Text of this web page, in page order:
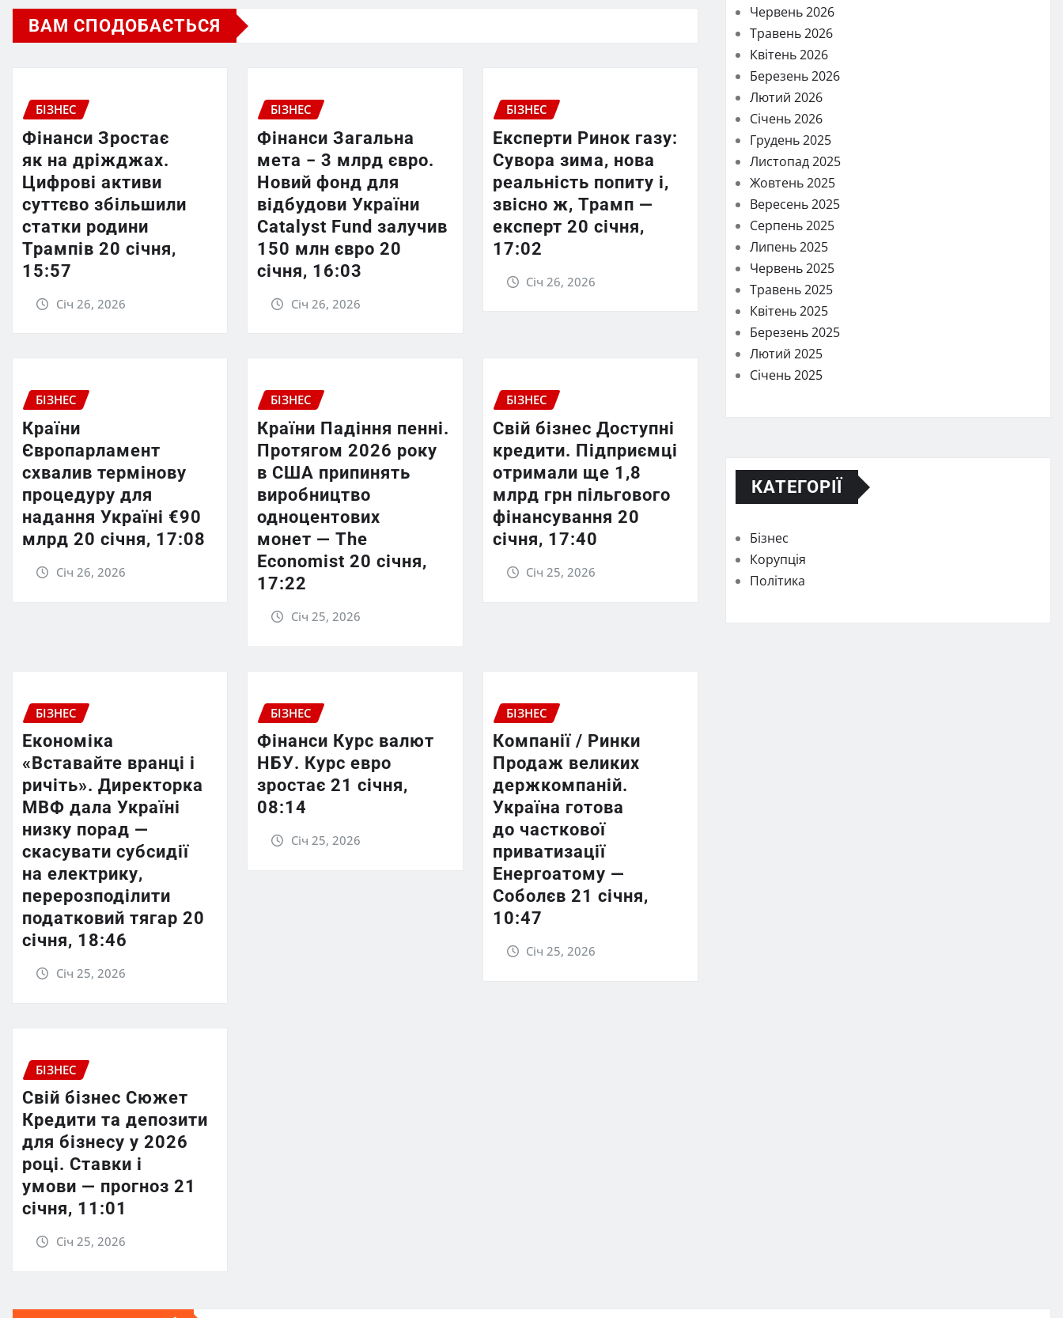
ВАМ СПОДОБАЄТЬСЯ
БІЗНЕС
Фінанси Зростає
як на дріжджах.
Цифрові активи
суттєво збільшили
статки родини
Трампів 20 січня,
15:57
Січ 26, 2026
БІЗНЕС
Фінанси Загальна
мета − 3 млрд євро.
Новий фонд для
відбудови України
Catalyst Fund залучив
150 млн євро 20
січня, 16:03
Січ 26, 2026
БІЗНЕС
Експерти Ринок газу:
Сувора зима, нова
реальність попиту і,
звісно ж, Трамп —
експерт 20 січня,
17:02
Січ 26, 2026
БІЗНЕС
Країни
Європарламент
схвалив термінову
процедуру для
надання Україні €90
млрд 20 січня, 17:08
Січ 26, 2026
БІЗНЕС
Країни Падіння пенні.
Протягом 2026 року
в США припинять
виробництво
одноцентових
монет — The
Economist 20 січня,
17:22
Січ 25, 2026
БІЗНЕС
Свій бізнес Доступні
кредити. Підприємці
отримали ще 1,8
млрд грн пільгового
фінансування 20
січня, 17:40
Січ 25, 2026
БІЗНЕС
Економіка
«Вставайте вранці і
ричіть». Директорка
МВФ дала Україні
низку порад —
скасувати субсидії
на електрику,
перерозподілити
податковий тягар 20
січня, 18:46
Січ 25, 2026
БІЗНЕС
Фінанси Курс валют
НБУ. Курс евро
зростає 21 січня,
08:14
Січ 25, 2026
БІЗНЕС
Компанії / Ринки
Продаж великих
держкомпаній.
Україна готова
до часткової
приватизації
Енергоатому —
Соболєв 21 січня,
10:47
Січ 25, 2026
БІЗНЕС
Свій бізнес Сюжет
Кредити та депозити
для бізнесу у 2026
році. Ставки і
умови — прогноз 21
січня, 11:01
Січ 25, 2026
Червень 2026
Травень 2026
Квітень 2026
Березень 2026
Лютий 2026
Січень 2026
Грудень 2025
Листопад 2025
Жовтень 2025
Вересень 2025
Серпень 2025
Липень 2025
Червень 2025
Травень 2025
Квітень 2025
Березень 2025
Лютий 2025
Січень 2025
КАТЕГОРІЇ
Бізнес
Корупція
Політика